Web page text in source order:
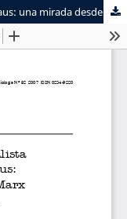
La revolución capitalista de Jaime de Althaus: una mirada desde Marx